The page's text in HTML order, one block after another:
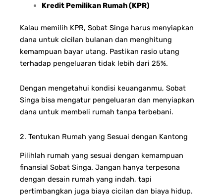
Kredit Pemilikan Rumah (KPR)
Kalau memilih KPR, Sobat Singa harus menyiapkan
dana untuk cicilan bulanan dan menghitung
kemampuan bayar utang. Pastikan rasio utang
terhadap pengeluaran tidak lebih dari 25%.
Dengan mengetahui kondisi keuanganmu, Sobat
Singa bisa mengatur pengeluaran dan menyiapkan
dana untuk membeli rumah tanpa terbebani.
2. Tentukan Rumah yang Sesuai dengan Kantong
Pilihlah rumah yang sesuai dengan kemampuan
finansial Sobat Singa. Jangan hanya terpesona
dengan desain rumah yang indah, tapi
pertimbangkan juga biaya cicilan dan biaya hidup.